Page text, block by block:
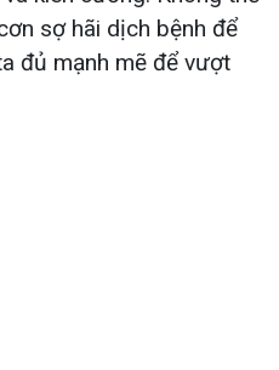
sợ hãi dịch bệnh để
đủ mạnh mẽ để vượt